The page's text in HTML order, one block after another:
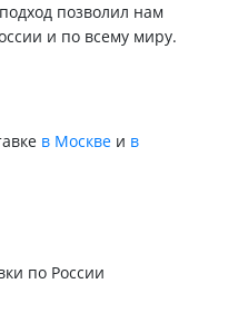
позволил нам
и по всему миру.
в Москве и в
по России